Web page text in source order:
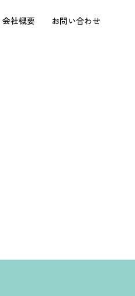
会社概要 お問い合わせ